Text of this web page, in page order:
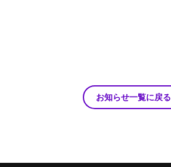
お知らせ一覧に戻る